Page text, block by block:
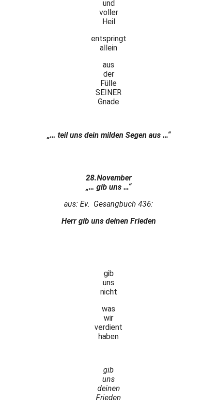
und
voller
Heil
entspringt
allein
aus
der
Fülle
SEINER
Gnade
„… teil uns dein milden Segen aus …“
28.November
„… gib uns …“
aus: Ev. Gesangbuch 436:
Herr gib uns deinen Frieden
gib
uns
nicht
was
wir
verdient
haben
gib
uns
deinen
Frieden